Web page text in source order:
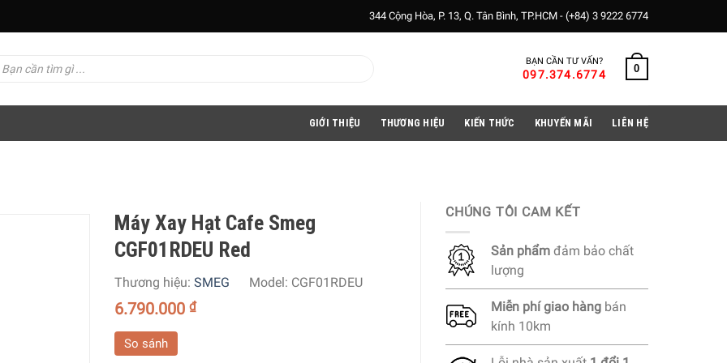
344 Cộng Hòa, P. 13, Q. Tân Bình, TP.HCM - (+84) 3 9222 6774
BẠN CẦN TƯ VẤN?
097.374.6774 0
GIỚI THIỆU THƯƠNG HIỆU KIẾN THỨC KHUYẾN MÃI LIÊN HỆ
Máy Xay Hạt Cafe Smeg
CGF01RDEU Red
Thương hiệu: SMEG Model: CGF01RDEU
6.790.000 ₫
So sánh
CHÚNG TÔI CAM KẾT
Sản phẩm đảm bảo chất
lượng
Miễn phígiao hàng bán
kính 10km